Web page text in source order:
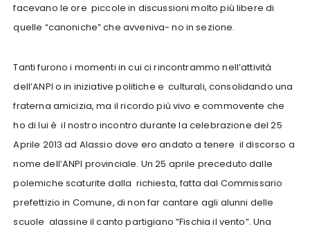
facevano le ore piccole in discussioni molto più libere di
quelle “canoniche” che avveniva- no in sezione.
Tanti furono i momenti in cui ci rincontrammo nell’attività
dell’ANPI o in iniziative politiche e culturali, consolidando una
fraterna amicizia, ma il ricordo più vivo e commovente che
ho di lui è il nostro incontro durante la celebrazione del 25
Aprile 2013 ad Alassio dove ero andato a tenere il discorso a
nome dell’ANPI provinciale. Un 25 aprile preceduto dalle
polemiche scaturite dalla richiesta, fatta dal Commissario
prefettizio in Comune, di non far cantare agli alunni delle
scuole alassine il canto partigiano “Fischia il vento”. Una